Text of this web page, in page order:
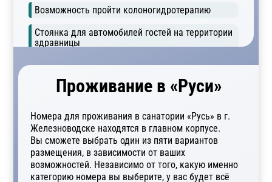
Возможность пройти колоногидротерапию
Стоянка для автомобилей гостей на территории
здравницы
Проживание в «Руси»
Номера для проживания в санатории «Русь» в г.
Железноводске находятся в главном корпусе.
Вы сможете выбрать один из пяти вариантов
размещения, в зависимости от ваших
возможностей. Независимо от того, какую именно
категорию номера вы выберите, у вас будет всё